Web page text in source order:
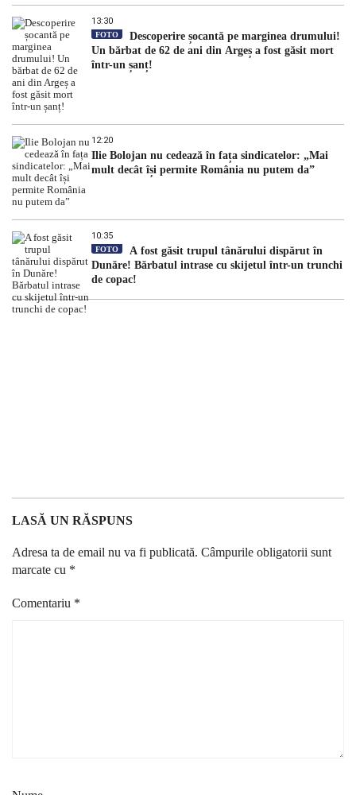
13:30
FOTO
Descoperire șocantă pe marginea drumului!
Un bărbat de 62 de ani din Argeș a fost găsit mort
într-un șanț!
12:20
Ilie Bolojan nu cedează în fața sindicatelor: „Mai
mult decât își permite România nu putem da”
10:35
FOTO
A fost găsit trupul tânărului dispărut în
Dunăre! Bărbatul intrase cu skijetul într-un trunchi
de copac!
LASĂ UN RĂSPUNS
Adresa ta de email nu va fi publicată. Câmpurile obligatorii sunt
marcate cu *
Comentariu *